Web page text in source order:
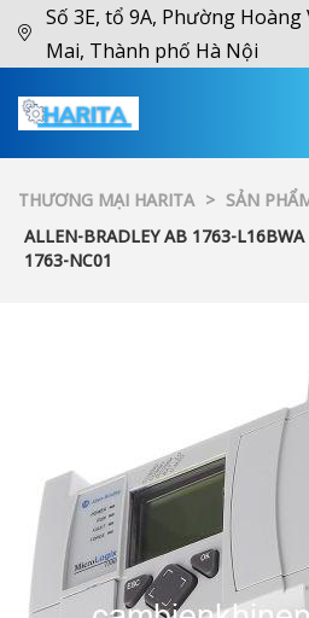
Số 3E, tổ 9A, Phường
Mai, Thành phố Hà Nội
THƯƠNG MẠI HARITA > SẢN
ALLEN-BRADLEY AB 1763-
1763-NC01